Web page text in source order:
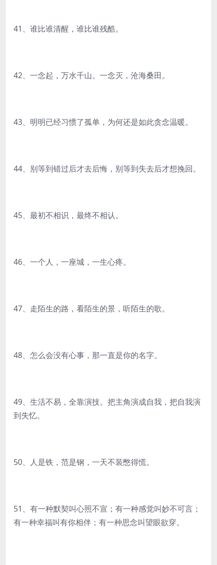
41、谁比谁清醒，谁比谁残酷。
42、一念起，万水千山。一念灭，沧海桑田。
43、明明已经习惯了孤单，为何还是如此贪念温暖。
44、别等到错过后才去后悔，别等到失去后才想挽回。
45、最初不相识，最终不相认。
46、一个人，一座城，一生心疼。
47、走陌生的路，看陌生的景，听陌生的歌。
48、怎么会没有心事，那一直是你的名字。
49、生活不易，全靠演技。把主角演成自我，把自我演
到失忆。
50、人是铁，范是钢，一天不装憋得慌。
51、有一种默契叫心照不宣；有一种感觉叫妙不可言；
有一种幸福叫有你相伴；有一种思念叫望眼欲穿。